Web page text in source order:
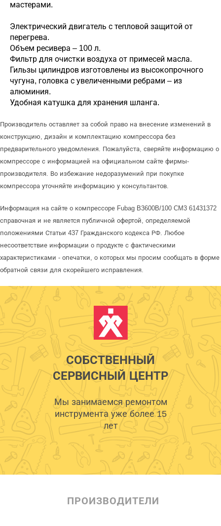
мастерами.
Электрический двигатель с тепловой защитой от
перегрева.
Объем ресивера – 100 л.
Фильтр для очистки воздуха от примесей масла.
Гильзы цилиндров изготовлены из высокопрочного
чугуна, головка с увеличенными ребрами – из
алюминия.
Удобная катушка для хранения шланга.
Производитель оставляет за собой право на внесение изменений в
конструкцию, дизайн и комплектацию компрессора без
предварительного уведомления. Пожалуйста, сверяйте информацию о
компрессоре с информацией на официальном сайте фирмы-
производителя. Во избежание недоразумений при покупке
компрессора уточняйте информацию у консультантов.
Информация на сайте о компрессоре Fubag B3600B/100 CM3 61431372
справочная и не является публичной офертой, определяемой
положениями Статьи 437 Гражданского кодекса РФ. Любое
несоответствие информации о продукте с фактическими
характеристиками - опечатки, о которых мы просим сообщать в форме
обратной связи для скорейшего исправления.
СОБСТВЕННЫЙ
СЕРВИСНЫЙ ЦЕНТР
Мы занимаемся ремонтом
инструмента уже более 15
лет
ПРОИЗВОДИТЕЛИ